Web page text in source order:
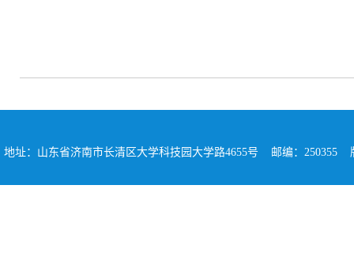
地址：山东省济南市长清区大学科技园大学路4655号 邮编：250355